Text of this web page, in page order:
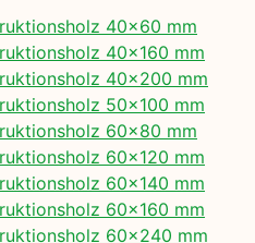
40×60 mm
40×160 mm
40×200 mm
50×100 mm
60×80 mm
60×120 mm
60×140 mm
60×160 mm
60×240 mm